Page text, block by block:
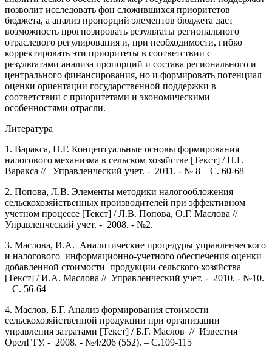
позволит исследовать фон сложившихся приоритетов
бюджета, а анализ пропорций элементов бюджета даст
возможность прогнозировать результаты регионального
отраслевого регулирования и, при необходимости, гибко
корректировать эти приоритеты в соответствии с
результатами анализа пропорций и состава регионального и
центрального финансирования, но и формировать потенциал
оценки ориентации государственной поддержки в
соответствии с приоритетами и экономическими
особенностями отрасли.
Литература
1. Варакса, Н.Г. Концептуальные основы формирования
налогового механизма в сельском хозяйстве [Текст] / Н.Г.
Варакса // Управленческий учет. - 2011. - № 8 – С. 60-68
2. Попова, Л.В. Элементы методики налогообложения
сельскохозяйственных производителей при эффективном
учетном процессе [Текст] / Л.В. Попова, О.Г. Маслова //
Управленческий учет. - 2008. - №2.
3. Маслова, И.А. Аналитические процедуры управленческого
и налогового информационно-учетного обеспечения оценки
добавленной стоимости продукции сельского хозяйства
[Текст] / И.А. Маслова // Управленческий учет. - 2010. - №10.
– С. 56-64
4. Маслов, Б.Г. Анализ формирования стоимости
сельскохозяйственной продукции при организации
управления затратами [Текст] / Б.Г. Маслов // Известия
ОрелГТУ. - 2008. - №4/206 (552). – С.109-115